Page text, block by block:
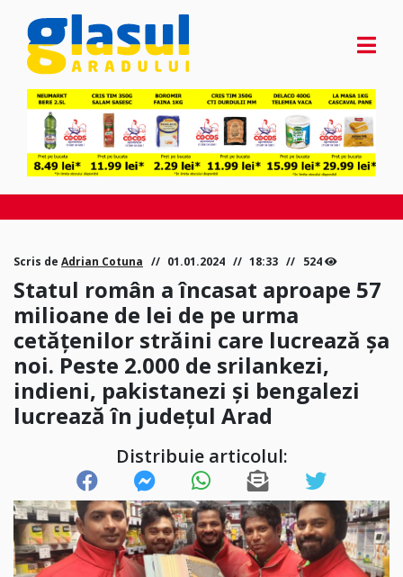
Scris de Adrian Cotuna 01.01.2024 18:33 524
Statul român a încasat aproape 57
milioane de lei de pe urma
cetățenilor străini care lucrează șa
noi. Peste 2.000 de srilankezi,
indieni, pakistanezi și bengalezi
lucrează în județul Arad
Distribuie articolul: